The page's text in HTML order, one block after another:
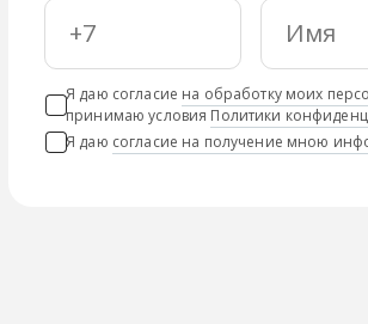
Я даю согласие на обработку моих
принимаю условия Политики
Я даю согласие на получение мною